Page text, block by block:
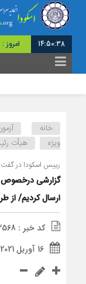
14:50:39 امروز : شنبه -
خانه
ویژه
هیأت
رییس اسکودا در
ارسال کردیم/ از
کد خبر : 33568
16 آوریل 2021 - 19:39